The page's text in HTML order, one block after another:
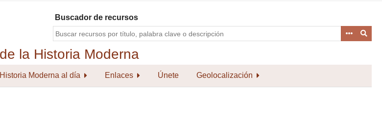
Buscador de recursos
Historia Moderna al día Enlaces Únete Geolocalización